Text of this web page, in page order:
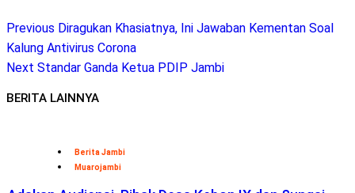
Previous Diragukan Khasiatnya, Ini Jawaban Kementan Soal
Kalung Antivirus Corona
Next Standar Ganda Ketua PDIP Jambi
BERITA LAINNYA
Berita Jambi
Muarojambi